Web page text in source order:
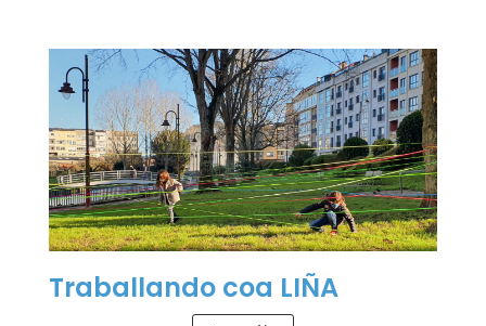
Traballando coa LIÑA